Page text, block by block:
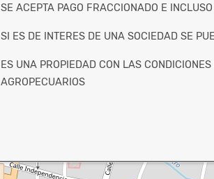
SE ACEPTA PAGO FRACCIONADO E
SI ES DE INTERES DE UNA SOCIEDAD SE
ES UNA PROPIEDAD CON LAS
AGROPECUARIOS